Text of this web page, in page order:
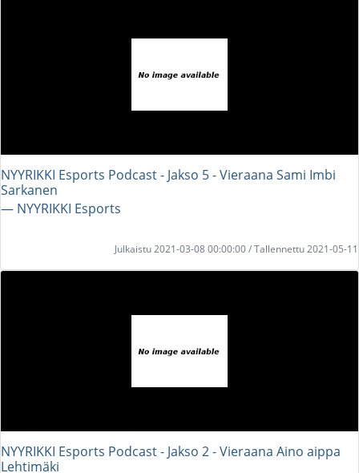
NYYRIKKI Esports Podcast - Jakso 5 - Vieraana Sami Imbi
Sarkanen
― NYYRIKKI Esports
Julkaistu 2021-03-08 00:00:00 / Tallennettu 2021-05-11
NYYRIKKI Esports Podcast - Jakso 2 - Vieraana Aino aippa
Lehtimäki